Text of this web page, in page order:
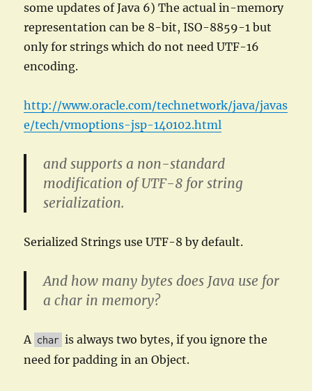
some updates of Java 6) The actual in-memory
representation can be 8-bit, ISO-8859-1 but
only for strings which do not need UTF-16
encoding.
http://www.oracle.com/technetwork/java/javas
e/tech/vmoptions-jsp-140102.html
and supports a non-standard
modification of UTF-8 for string
serialization.
Serialized Strings use UTF-8 by default.
And how many bytes does Java use for
a char in memory?
A char is always two bytes, if you ignore the
need for padding in an Object.